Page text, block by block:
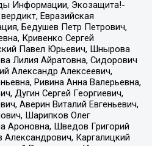
Информации, Экозащита!-
Евразийская
Бедушев Петр Петрович,
Кривенко Сергей
Павел Юрьевич, Шнырова
Лилия Айратовна, Сидорович
Александр Алексеевич,
Ривина Анна Валерьевна,
Дугин Сергей Георгиевич,
Аверин Виталий Евгеньевич,
Шарипков Олег
Ароновна, Шведов Григорий
Каргалицкий